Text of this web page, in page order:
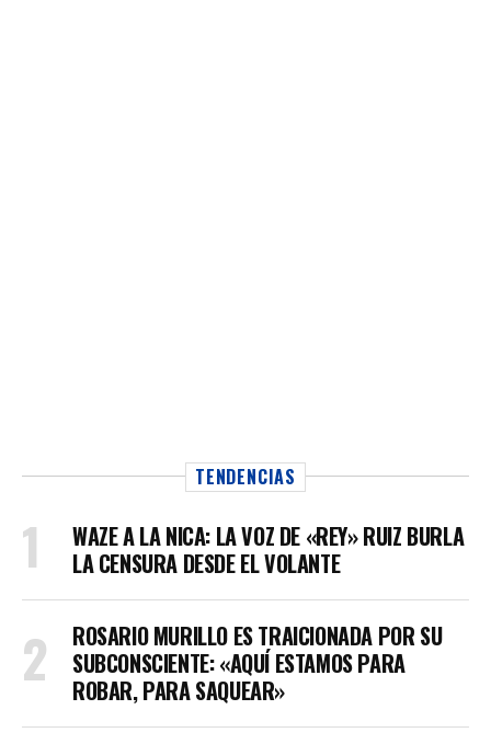
TENDENCIAS
WAZE A LA NICA: LA VOZ DE «REY» RUIZ BURLA
LA CENSURA DESDE EL VOLANTE
ROSARIO MURILLO ES TRAICIONADA POR SU
SUBCONSCIENTE: «AQUÍ ESTAMOS PARA
ROBAR, PARA SAQUEAR»